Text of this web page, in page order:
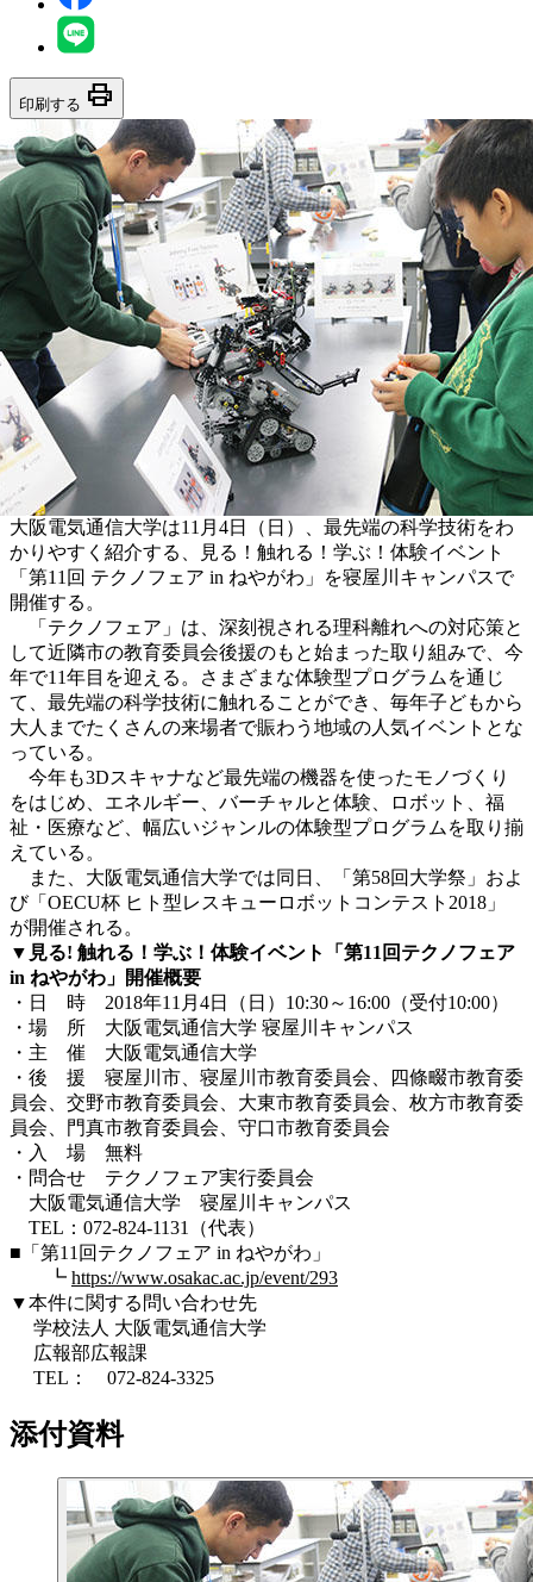
印刷する print
大阪電気通信大学は11月4日（日）、最先端の科学技術をわ
かりやすく紹介する、見る！触れる！学ぶ！体験イベント
「第11回 テクノフェア in ねやがわ」を寝屋川キャンパスで
開催する。
「テクノフェア」は、深刻視される理科離れへの対応策と
して近隣市の教育委員会後援のもと始まった取り組みで、今
年で11年目を迎える。さまざまな体験型プログラムを通じ
て、最先端の科学技術に触れることができ、毎年子どもから
大人までたくさんの来場者で賑わう地域の人気イベントとな
っている。
今年も3Dスキャナなど最先端の機器を使ったモノづくり
をはじめ、エネルギー、バーチャルと体験、ロボット、福
祉・医療など、幅広いジャンルの体験型プログラムを取り揃
えている。
また、大阪電気通信大学では同日、「第58回大学祭」およ
び「OECU杯 ヒト型レスキューロボットコンテスト2018」
が開催される。
▼見る! 触れる！学ぶ！体験イベント「第11 回テクノフェア
in ねやがわ」開催概要
・日 時 2018年11月4日（日）10:30～16:00（受付10:00）
・場 所 大阪電気通信大学 寝屋川キャンパス
・主 催 大阪電気通信大学
・後 援 寝屋川市、寝屋川市教育委員会、四條畷市教育委
員会、交野市教育委員会、大東市教育委員会、枚方市教育委
員会、門真市教育委員会、守口市教育委員会
・入 場 無料
・問合せ テクノフェア実行委員会
大阪電気通信大学 寝屋川キャンパス
TEL：072-824-1131（代表）
■「第11回テクノフェア in ねやがわ」
┗ https://www.osakac.ac.jp/event/293
▼本件に関する問い合わせ先
学校法人 大阪電気通信大学
広報部広報課
TEL： 072-824-3325
添付資料